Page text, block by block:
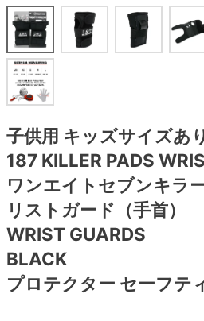
子供用 キッズサイズあ
187 KILLER PADS
ワンエイトセブンキラ
リストガード（手首）
WRIST GUARDS
BLACK
プロテクター セーフテ
8.4inch
8.5inch
8.6inch
8.7inch
8.8inch
8.9inch
9.0inch以上
8.5inch
8.6inch
8.7inch
8.8inch
8.9inch
9.0inch以上
64mm
65mm
70mm
72mm
75mm
110mm
スケートケース・バッグ
メディア（雑誌・DVD・CD）
27.5cm
28cm
28.5cm
29cm
29.5cm
30cm
ソックス
アンダーウエア